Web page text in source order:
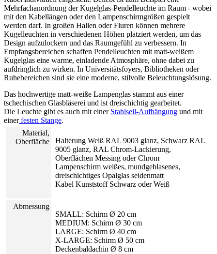
Mehrfachanordnung der Kugelglas-Pendelleuchte im Raum - wobei
mit den Kabellängen oder den Lampenschirmgrößen gespielt
werden darf. In großen Hallen oder Fluren können mehrere
Kugelleuchten in verschiedenen Höhen platziert werden, um das
Design aufzulockern und das Raumgefühl zu verbessern. In
Empfangsbereichen schaffen Pendelleuchten mit matt-weißem
Kugelglas eine warme, einladende Atmosphäre, ohne dabei zu
aufdringlich zu wirken. In Universitätsfoyers, Bibliotheken oder
Ruhebereichen sind sie eine moderne, stilvolle Beleuchtungslösung.
Das hochwertige matt-weiße Lampenglas stammt aus einer
tschechischen Glasbläserei und ist dreischichtig gearbeitet.
Die Leuchte gibt es auch mit einer Stahlseil-Aufhängung und mit
einerfesten Stange.
Material,
Oberfläche
Halterung Weiß RAL 9003 glanz, Schwarz RAL
9005 glanz, RAL Chrom-Lackierung,
Oberflächen Messing oder Chrom
Lampenschirm weißes, mundgeblasenes,
dreischichtiges Opalglas seidenmatt
Kabel Kunststoff Schwarz oder Weiß
Abmessung
SMALL: Schirm Ø 20 cm
MEDIUM: Schirm Ø 30 cm
LARGE: Schirm Ø 40 cm
X-LARGE: Schirm Ø 50 cm
Deckenbaldachin Ø 8 cm